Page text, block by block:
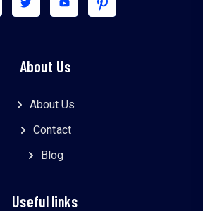
About Us
About Us
Contact
Blog
Useful links